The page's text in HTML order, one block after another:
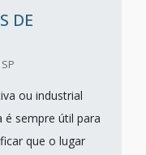
DE
ou industrial
é sempre útil para
que o lugar